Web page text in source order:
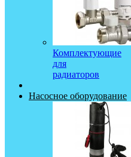
Комплектующие
для
радиаторов
Насосное оборудование